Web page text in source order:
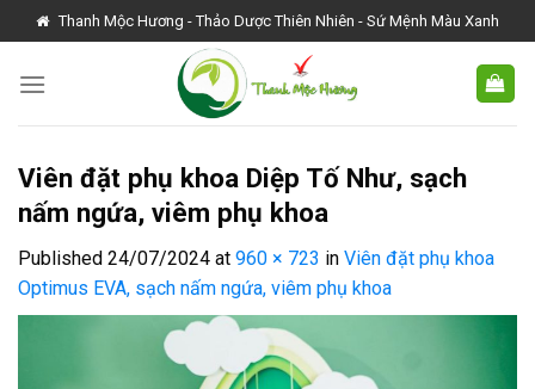
Skip
to
content
Thanh Mộc Hương - Thảo Dược Thiên Nhiên - Sứ Mệnh Màu Xanh
Viên đặt phụ khoa Diệp Tố Như, sạch
nấm ngứa, viêm phụ khoa
Published 24/07/2024 at 960 × 723 in Viên đặt phụ khoa
Optimus EVA, sạch nấm ngứa, viêm phụ khoa